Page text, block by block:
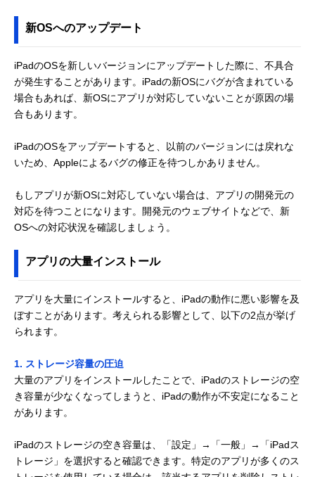
新OSへのアップデート
iPadのOSを新しいバージョンにアップデートした際に、不具合
が発生することがあります。iPadの新OSにバグが含まれている
場合もあれば、新OSにアプリが対応していないことが原因の場
合もあります。
iPadのOSをアップデートすると、以前のバージョンには戻れな
いため、Appleによるバグの修正を待つしかありません。
もしアプリが新OSに対応していない場合は、アプリの開発元の
対応を待つことになります。開発元のウェブサイトなどで、新
OSへの対応状況を確認しましょう。
アプリの大量インストール
アプリを大量にインストールすると、iPadの動作に悪い影響を及
ぼすことがあります。考えられる影響として、以下の2点が挙げ
られます。
1. ストレージ容量の圧迫
大量のアプリをインストールしたことで、iPadのストレージの空
き容量が少なくなってしまうと、iPadの動作が不安定になること
があります。
iPadのストレージの空き容量は、「設定」→「一般」→「iPadス
トレージ」を選択すると確認できます。特定のアプリが多くのス